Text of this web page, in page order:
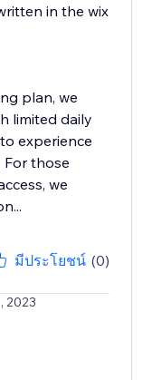
in the wix
plan, we
limited daily
experience
those
we
มีประโยชน์ (0)
2023